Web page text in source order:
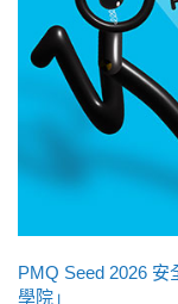
PMQ Seed 2026
學院」